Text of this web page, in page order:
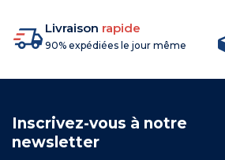
Livraison rapide
90% expédiées le jour même
Inscrivez-vous à notre
newsletter